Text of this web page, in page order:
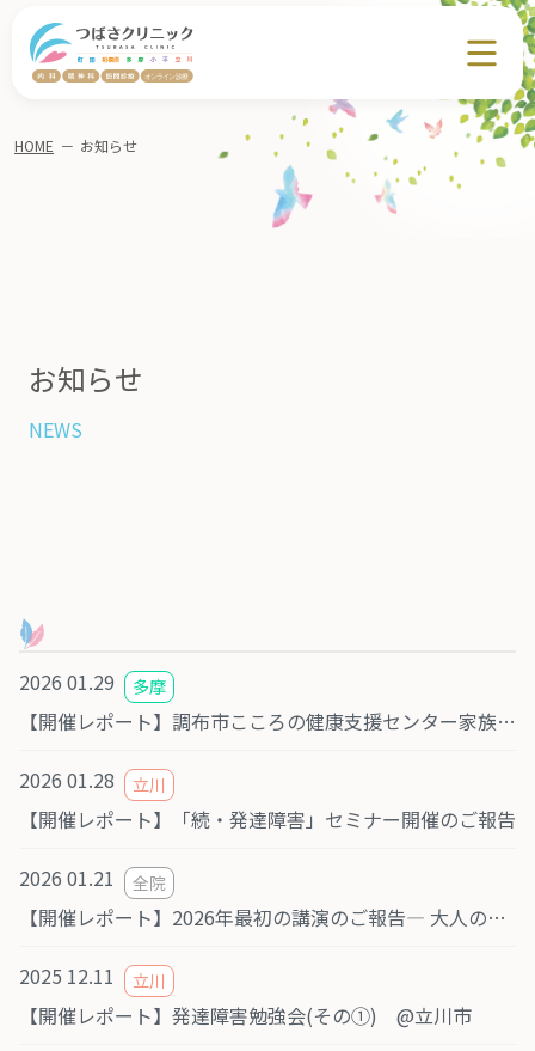
お知らせ
NEWS
HOME － お知らせ
2026 01.29 多摩
【開催レポート】調布市こころの健康支援センター家族会での講演
2026 01.28 立川
【開催レポート】「続・発達障害」セミナー開催のご報告
2026 01.21 全院
【開催レポート】2026年最初の講演のご報告― 大人の発達障害・発達障がい学習会 ―
2025 12.11 立川
【開催レポート】発達障害勉強会(その①) @立川市